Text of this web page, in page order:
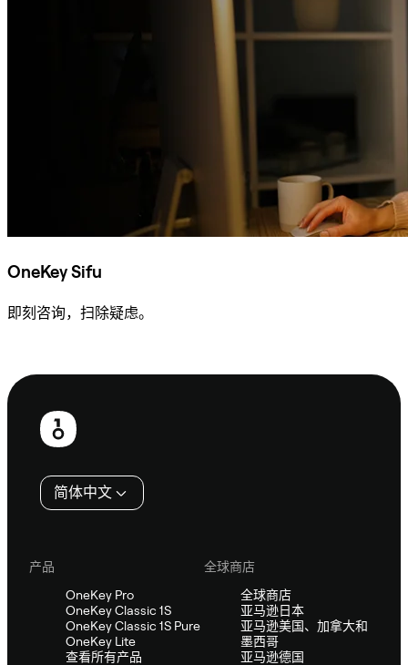
OneKey Sifu
即刻咨询，扫除疑虑。
页
简体中文
产品
OneKey Pro
OneKey Classic 1S
OneKey Classic 1S Pure
OneKey Lite
查看所有产品
全球商店
全球商店
亚马逊日本
亚马逊美国、加拿大和
墨西哥
亚马逊德国